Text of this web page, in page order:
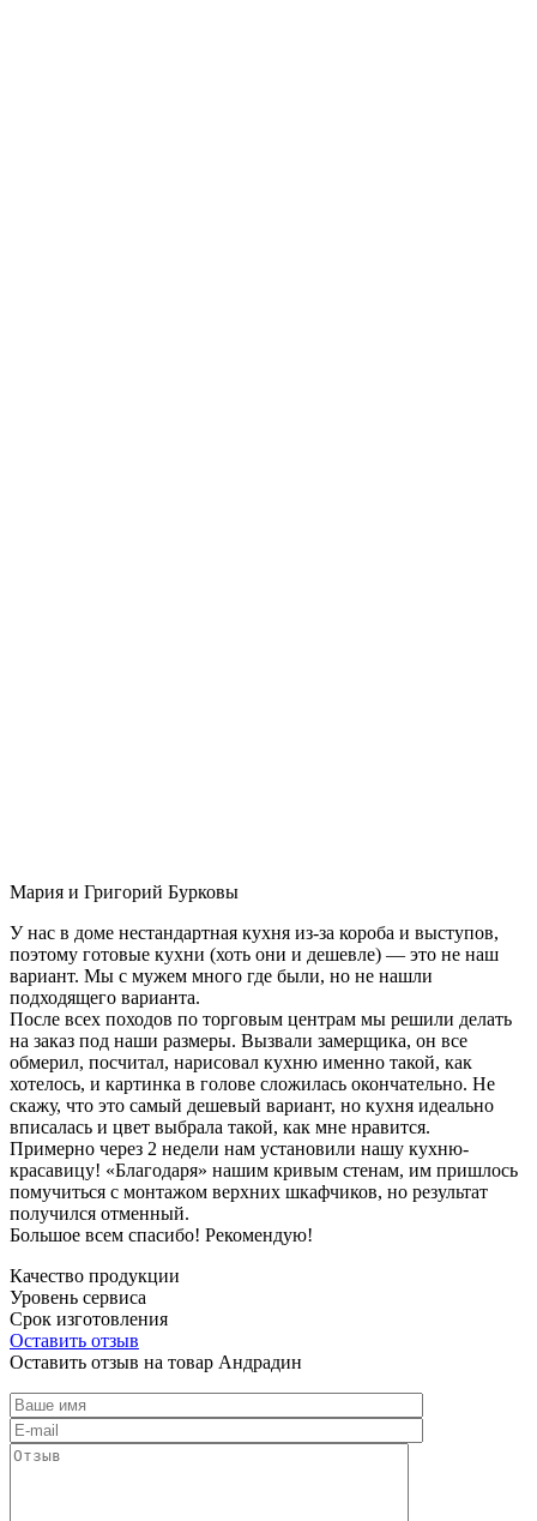
Мария и Григорий Бурковы
У нас в доме нестандартная кухня из-за короба и выступов,
поэтому готовые кухни (хоть они и дешевле) — это не наш
вариант. Мы с мужем много где были, но не нашли
подходящего варианта.
После всех походов по торговым центрам мы решили делать
на заказ под наши размеры. Вызвали замерщика, он все
обмерил, посчитал, нарисовал кухню именно такой, как
хотелось, и картинка в голове сложилась окончательно. Не
скажу, что это самый дешевый вариант, но кухня идеально
вписалась и цвет выбрала такой, как мне нравится.
Примерно через 2 недели нам установили нашу кухню-
красавицу! «Благодаря» нашим кривым стенам, им пришлось
помучиться с монтажом верхних шкафчиков, но результат
получился отменный.
Большое всем спасибо! Рекомендую!
Качество продукции
Уровень сервиса
Срок изготовления
Оставить отзыв
Оставить отзыв на товар Андрадин